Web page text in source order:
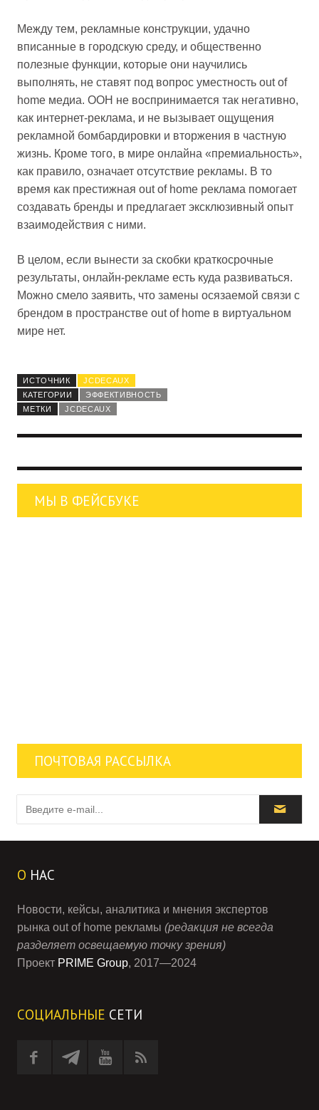
Между тем, рекламные конструкции, удачно
вписанные в городскую среду, и общественно
полезные функции, которые они научились
выполнять, не ставят под вопрос уместность out of
home медиа. OOH не воспринимается так негативно,
как интернет-реклама, и не вызывает ощущения
рекламной бомбардировки и вторжения в частную
жизнь. Кроме того, в мире онлайна «премиальность»,
как правило, означает отсутствие рекламы. В то
время как престижная out of home реклама помогает
создавать бренды и предлагает эксклюзивный опыт
взаимодействия с ними.
В целом, если вынести за скобки краткосрочные
результаты, онлайн-рекламе есть куда развиваться.
Можно смело заявить, что замены осязаемой связи с
брендом в пространстве out of home в виртуальном
мире нет.
ИСТОЧНИК
JCDECAUX
КАТЕГОРИИ
ЭФФЕКТИВНОСТЬ
МЕТКИ
JCDECAUX
МЫ В ФЕЙСБУКЕ
ПОЧТОВАЯ РАССЫЛКА
О НАС
Новости, кейсы, аналитика и мнения экспертов
рынка out of home рекламы (редакция не всегда
разделяет освещаемую точку зрения)
Проект PRIME Group, 2017—2024
СОЦИАЛЬНЫЕ СЕТИ